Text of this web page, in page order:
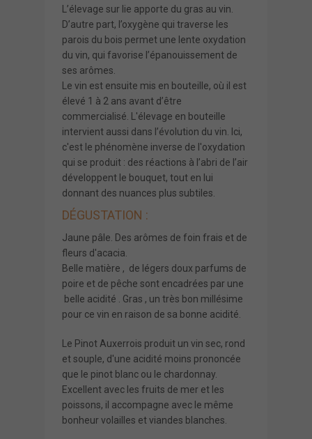
L’élevage sur lie apporte du gras au vin.
D’autre part, l’oxygène qui traverse les
parois du bois permet une lente oxydation
du vin, qui favorise l’épanouissement de
ses arômes.
Le vin est ensuite mis en bouteille, où il est
élevé 1 à 2 ans avant d’être
commercialisé. L'élevage en bouteille
intervient aussi dans l’évolution du vin . Ici,
c'est le phénomène inverse de l'oxydation
qui se produit : des réactions à l’abri de l’air
développent le bouquet, tout en lui
donnant des nuances plus subtiles.
DÉGUSTATION :
Jaune pâle. Des arômes de foin frais et de
fleurs d'acacia.
Belle matière , de légers doux parfums de
poire et de pêche sont encadrées par une
belle acidité . Gras , un très bon millésime
pour ce vin en raison de sa bonne acidité.
Le Pinot Auxerrois produit un vin sec, rond
et souple, d'une acidité moins prononcée
que le pinot blanc ou le chardonnay.
Excellent avec les fruits de mer et les
poissons, il accompagne avec le même
bonheur volailles et viandes blanches.